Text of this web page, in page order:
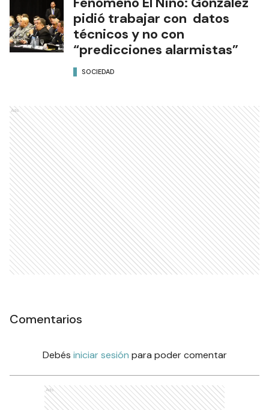
pidió trabajar con datos
técnicos y no con
“predicciones alarmistas”
SOCIEDAD
Ads
Comentarios
Debés iniciar sesión para poder comentar
Ads